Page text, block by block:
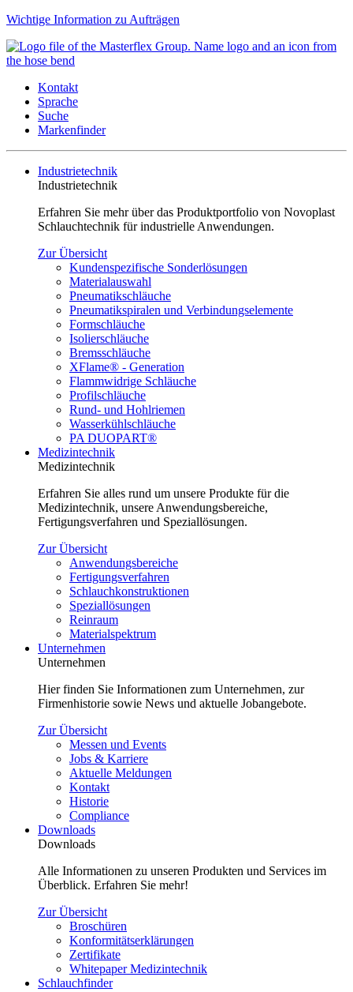
Wichtige Information zu Aufträgen
Kontakt
Sprache
Suche
Markenfinder
Industrietechnik
Industrietechnik
Erfahren Sie mehr über das Produktportfolio von Novoplast
Schlauchtechnik für industrielle Anwendungen.
Zur Übersicht
Kundenspezifische Sonderlösungen
Materialauswahl
Pneumatikschläuche
Pneumatikspiralen und Verbindungselemente
Formschläuche
Isolierschläuche
Bremsschläuche
XFlame® - Generation
Flammwidrige Schläuche
Profilschläuche
Rund- und Hohlriemen
Wasserkühlschläuche
PA DUOPART®
Medizintechnik
Medizintechnik
Erfahren Sie alles rund um unsere Produkte für die
Medizintechnik, unsere Anwendungsbereiche,
Fertigungsverfahren und Speziallösungen.
Zur Übersicht
Anwendungsbereiche
Fertigungsverfahren
Schlauchkonstruktionen
Speziallösungen
Reinraum
Materialspektrum
Unternehmen
Unternehmen
Hier finden Sie Informationen zum Unternehmen, zur
Firmenhistorie sowie News und aktuelle Jobangebote.
Zur Übersicht
Messen und Events
Jobs & Karriere
Aktuelle Meldungen
Kontakt
Historie
Compliance
Downloads
Downloads
Alle Informationen zu unseren Produkten und Services im
Überblick. Erfahren Sie mehr!
Zur Übersicht
Broschüren
Konformitätserklärungen
Zertifikate
Whitepaper Medizintechnik
Schlauchfinder